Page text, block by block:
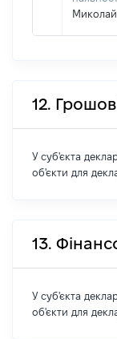
12.
У суб'єкта
об'єкти для
13.
У суб'єкта
об'єкти для